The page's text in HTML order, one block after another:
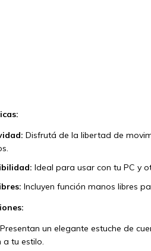
Disfrutá de la libertad de
Ideal para usar con tu PC y
Incluyen función manos libres
Presentan un elegante estuche de
tu estilo.